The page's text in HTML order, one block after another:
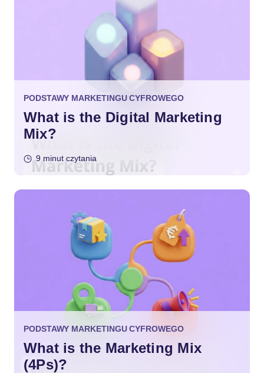
PODSTAWY MARKETINGU CYFROWEGO
What is the Digital Marketing
Mix?
9 minut czytania
PODSTAWY MARKETINGU CYFROWEGO
What is the Marketing Mix
(4Ps)?